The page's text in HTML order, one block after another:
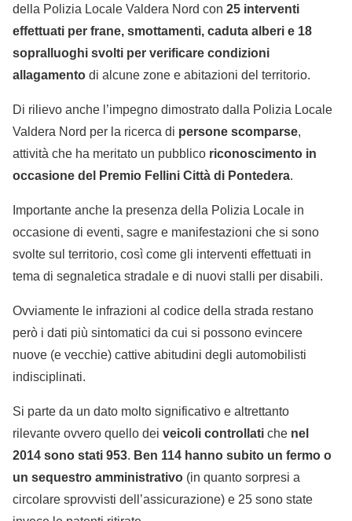
della Polizia Locale Valdera Nord con 25 interventi
effettuati per frane, smottamenti, caduta alberi e 18
sopralluoghi svolti per verificare condizioni
allagamento di alcune zone e abitazioni del territorio.
Di rilievo anche l’impegno dimostrato dalla Polizia Locale
Valdera Nord per la ricerca di persone scomparse,
attività che ha meritato un pubblico riconoscimento in
occasione del Premio Fellini Città di Pontedera.
Importante anche la presenza della Polizia Locale in
occasione di eventi, sagre e manifestazioni che si sono
svolte sul territorio, così come gli interventi effettuati in
tema di segnaletica stradale e di nuovi stalli per disabili.
Ovviamente le infrazioni al codice della strada restano
però i dati più sintomatici da cui si possono evincere
nuove (e vecchie) cattive abitudini degli automobilisti
indisciplinati.
Si parte da un dato molto significativo e altrettanto
rilevante ovvero quello dei veicoli controllati che nel
2014 sono stati 953. Ben 114 hanno subito un fermo o
un sequestro amministrativo (in quanto sorpresi a
circolare sprovvisti dell’assicurazione) e 25 sono state